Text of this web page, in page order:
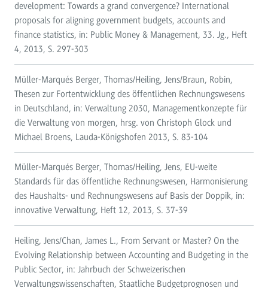
development: Towards a grand convergence? International
proposals for aligning government budgets, accounts and
finance statistics, in: Public Money & Management, 33. Jg., Heft
4, 2013, S. 297-303
Müller-Marqués Berger, Thomas/Heiling, Jens/Braun, Robin,
Thesen zur Fortentwicklung des öffentlichen Rechnungswesens
in Deutschland, in: Verwaltung 2030, Managementkonzepte für
die Verwaltung von morgen, hrsg. von Christoph Glock und
Michael Broens, Lauda-Königshofen 2013, S. 83-104
Müller-Marqués Berger, Thomas/Heiling, Jens, EU-weite
Standards für das öffentliche Rechnungswesen, Harmonisierung
des Haushalts- und Rechnungswesens auf Basis der Doppik, in:
innovative Verwaltung, Heft 12, 2013, S. 37-39
Heiling, Jens/Chan, James L., From Servant or Master? On the
Evolving Relationship between Accounting and Budgeting in the
Public Sector, in: Jahrbuch der Schweizerischen
Verwaltungswissenschaften, Staatliche Budgetprognosen und